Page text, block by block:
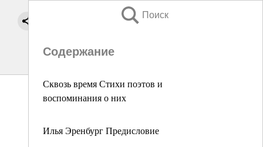
Поиск
Содержание
Сквозь время Стихи поэтов и
воспоминания о них
Илья Эренбург Предисловие